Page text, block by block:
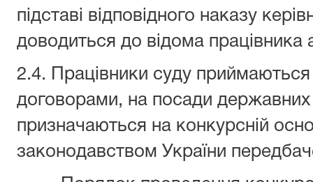
підставі відповідного наказу
доводиться до відома працівника
2.4. Працівники суду
договорами, на посади
призначаються на конкурсній
законодавством України